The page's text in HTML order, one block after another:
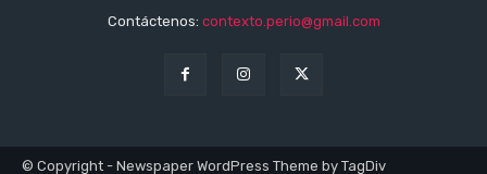
Contáctenos: contexto.perio@gmail.com
© Copyright - Newspaper WordPress Theme by TagDiv